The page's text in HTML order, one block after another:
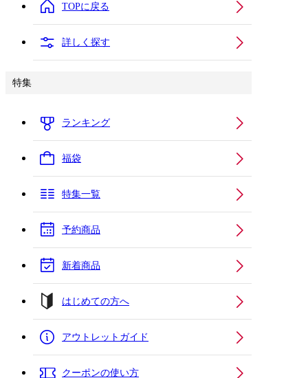
TOPに戻る
詳しく探す
特集
ランキング
福袋
特集一覧
予約商品
新着商品
はじめての方へ
アウトレットガイド
クーポンの使い方